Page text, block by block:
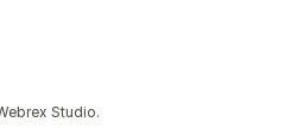
Studio.